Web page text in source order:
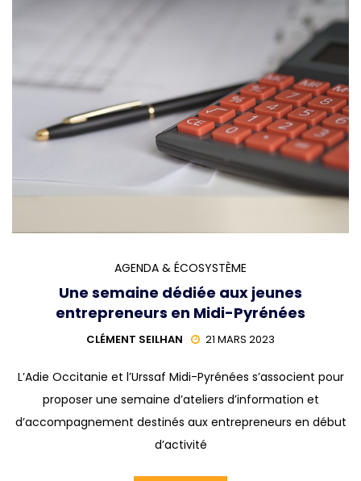
AGENDA & ÉCOSYSTÈME
Une semaine dédiée aux jeunes
entrepreneurs en Midi-Pyrénées
CLÉMENT SEILHAN 21 MARS 2023
L’Adie Occitanie et l’Urssaf Midi-Pyrénées s’associent pour
proposer une semaine d’ateliers d’information et
d’accompagnement destinés aux entrepreneurs en début
d’activité